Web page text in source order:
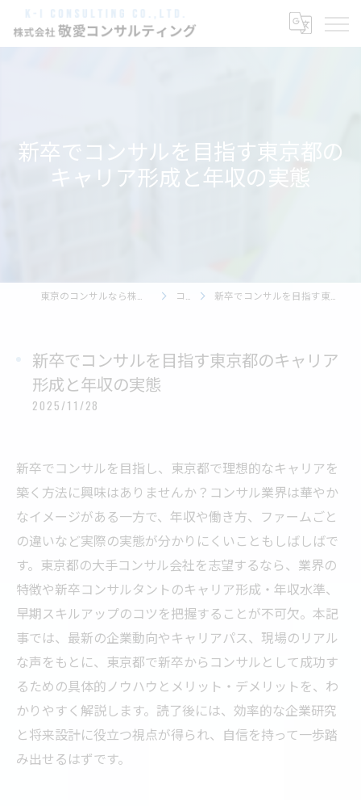
新卒でコンサルを目指す東京都の
キャリア形成と年収の実態
コラム 新卒でコンサルを目指す東京都のキャリア形成と年収の実態
新卒でコンサルを目指す東京都のキャリア
形成と年収の実態
2025/11/28
新卒でコンサルを目指し、東京都で理想的なキャリアを
築く方法に興味はありませんか？コンサル業界は華やか
なイメージがある一方で、年収や働き方、ファームごと
の違いなど実際の実態が分かりにくいこともしばしばで
す。東京都の大手コンサル会社を志望するなら、業界の
特徴や新卒コンサルタントのキャリア形成・年収水準、
早期スキルアップのコツを把握することが不可欠。本記
事では、最新の企業動向やキャリアパス、現場のリアル
な声をもとに、東京都で新卒からコンサルとして成功す
るための具体的ノウハウとメリット・デメリットを、わ
かりやすく解説します。読了後には、効率的な企業研究
と将来設計に役立つ視点が得られ、自信を持って一歩踏
み出せるはずです。